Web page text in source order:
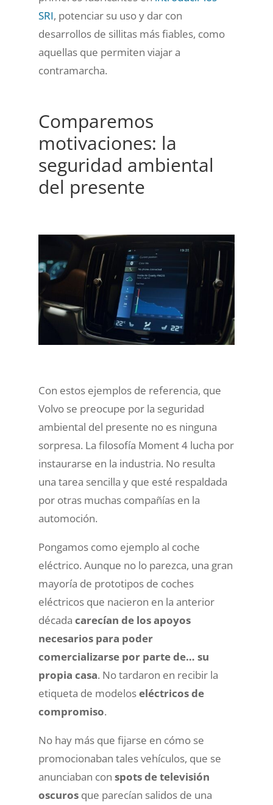
SRI, potenciar su uso y dar con
desarrollos de sillitas más fiables, como
aquellas que permiten viajar a
contramarcha.
Comparemos
motivaciones: la
seguridad ambiental
del presente
Con estos ejemplos de referencia, que
Volvo se preocupe por la seguridad
ambiental del presente no es ninguna
sorpresa. La filosofía Moment 4 lucha por
instaurarse en la industria. No resulta
una tarea sencilla y que esté respaldada
por otras muchas compañías en la
automoción.
Pongamos como ejemplo al coche
eléctrico. Aunque no lo parezca, una gran
mayoría de prototipos de coches
eléctricos que nacieron en la anterior
década carecían de los apoyos
necesarios para poder
comercializarse por parte de… su
propia casa. No tardaron en recibir la
etiqueta de modeloseléctricos de
compromiso.
No hay más que fijarse en cómo se
promocionaban tales vehículos, que se
anunciaban con spots de televisión
oscurosque parecían salidos de una